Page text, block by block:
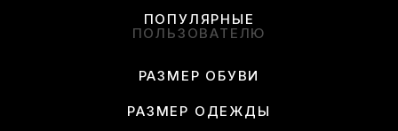
ПОПУЛЯРНЫЕ
ПОЛЬЗОВАТЕЛЮ
РАЗМЕР ОБУВИ
РАЗМЕР ОДЕЖДЫ